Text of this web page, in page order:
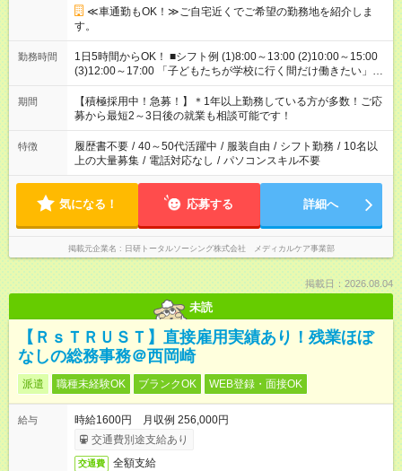
≪車通勤もOK！≫ご自宅近くでご希望の勤務地を紹介しま
す。
勤務時間
1日5時間からOK！ ■シフト例 (1)8:00～13:00 (2)10:00～15:00
(3)12:00～17:00 「子どもたちが学校に行く間だけ働きたい」
「余裕を持って夕飯の準備がしたい」 「午前中は働いて、午後
はプライベートの時間にしたい」 など、ご希望を教えてくださ
いね。 ※Wワーク希望の方へ 今ご覧のお仕事で希望する勤務時
間と、もう1つのお仕事の勤務時間。 合計で週40時間を超える
場合は応募できません。
期間
【積極採用中！急募！】＊1年以上勤務している方が多数！ご応
募から最短2～3日後の就業も相談可能です！
特徴 履歴書不要 / 40～50代活躍中 / 服装自由 / シフト勤務 / 10名以
上の大量募集 / 電話対応なし / パソコンスキル不要
気になる！ 応募する 詳細へ
掲載元企業名 日研トータルソーシング株式会社 メディカルケア事業部
掲載日：2026.08.04
未読
【ＲｓＴＲＵＳＴ】直接雇用実績あり！残業ほぼ
なしの総務事務＠西岡崎
派遣 職種未経験OK ブランクOK WEB登録・面接OK
給与
時給1600円 月収例 256,000円
交通費別途支給あり
交通費 全額支給